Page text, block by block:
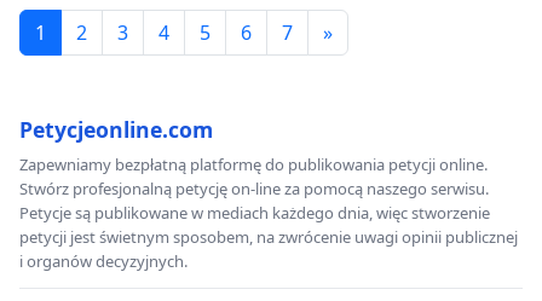
1 2 3 4 5 6 7 »
Petycjeonline.com
Zapewniamy bezpłatną platformę do publikowania petycji online.
Stwórz profesjonalną petycję on-line za pomocą naszego serwisu.
Petycje są publikowane w mediach każdego dnia, więc stworzenie
petycji jest świetnym sposobem, na zwrócenie uwagi opinii publicznej
i organów decyzyjnych.